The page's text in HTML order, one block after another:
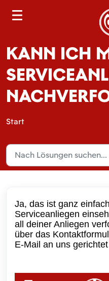
KANN ICH
Start
Ja, das ist ganz
Serviceanliegen
all deiner Anliegen
über das
E-Mail an uns